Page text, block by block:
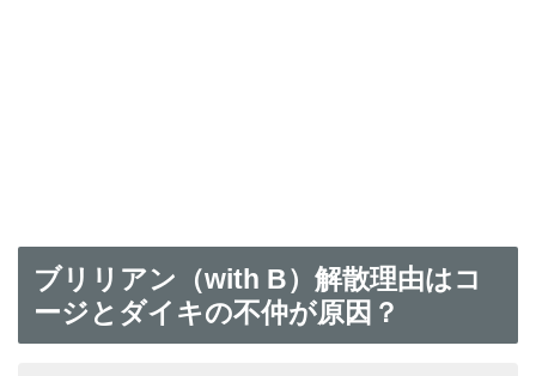
ブリリアン（with B）解散理由はコ
ージとダイキの不仲が原因？